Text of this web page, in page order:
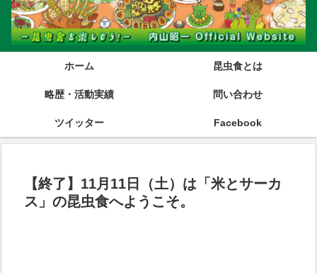
ホーム 昆虫食とは
略歴・活動実績 問い合わせ
ツイッター Facebook
【終了】11月11日（土）は「米とサーカ
ス」の昆虫食へようこそ。